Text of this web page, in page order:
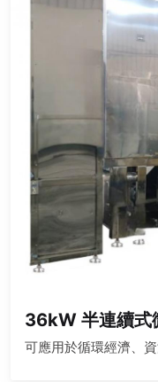
36kW 半連續式
可應用於循環經濟、